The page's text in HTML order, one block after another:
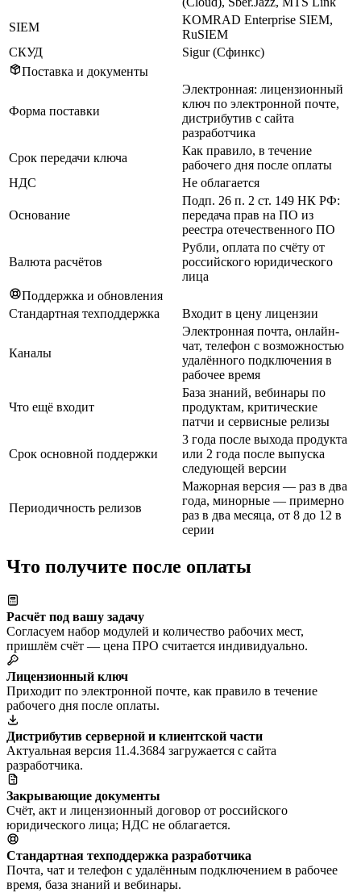
SIEM
KOMRAD Enterprise SIEM,
RuSIEM
СКУД
Sigur (Сфинкс)
Поставка и документы
Форма поставки
Электронная: лицензионный
ключ по электронной почте,
дистрибутив с сайта
разработчика
Срок передачи ключа
Как правило, в течение
рабочего дня после оплаты
НДС
Не облагается
Основание
Подп. 26 п. 2 ст. 149 НК РФ:
передача прав на ПО из
реестра отечественного ПО
Валюта расчётов
Рубли, оплата по счёту от
российского юридического
лица
Поддержка и обновления
Стандартная техподдержка
Входит в цену лицензии
Каналы
Электронная почта, онлайн-
чат, телефон с возможностью
удалённого подключения в
рабочее время
Что ещё входит
База знаний, вебинары по
продуктам, критические
патчи и сервисные релизы
Срок основной поддержки
3 года после выхода продукта
или 2 года после выпуска
следующей версии
Периодичность релизов
Мажорная версия — раз в два
года, минорные — примерно
раз в два месяца, от 8 до 12 в
серии
Что получите после оплаты
Расчёт под вашу задачу
Согласуем набор модулей и количество рабочих мест,
пришлём счёт — цена ПРО считается индивидуально.
Лицензионный ключ
Приходит по электронной почте, как правило в течение
рабочего дня после оплаты.
Дистрибутив серверной и клиентской части
Актуальная версия 11.4.3684 загружается с сайта
разработчика.
Закрывающие документы
Счёт, акт и лицензионный договор от российского
юридического лица; НДС не облагается.
Стандартная техподдержка разработчика
Почта, чат и телефон с удалённым подключением в рабочее
время, база знаний и вебинары.